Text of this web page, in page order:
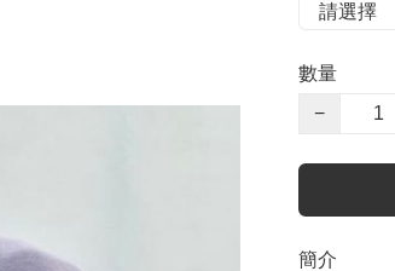
數量
−
簡介